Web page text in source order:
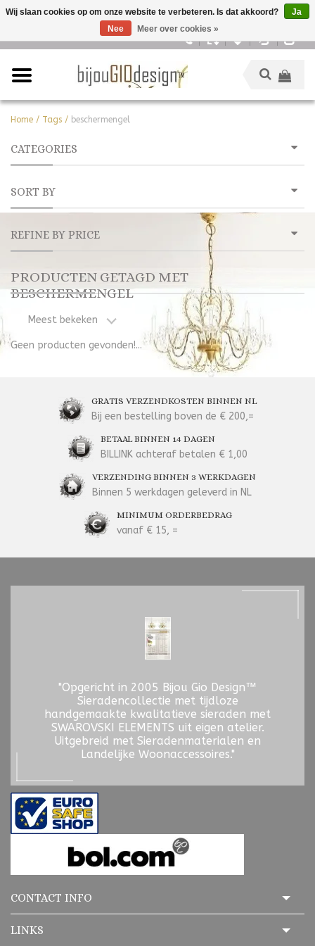
Home / Tags / beschermengel
CATEGORIES
SORT BY
REFINE BY PRICE
PRODUCTEN GETAGD MET
BESCHERMENGEL
Meest bekeken
Geen producten gevonden!...
GRATIS VERZENDKOSTEN BINNEN NL
Bij een bestelling boven de € 200,=
BETAAL BINNEN 14 DAGEN
BILLINK achteraf betalen € 1,00
VERZENDING BINNEN 3 WERKDAGEN
Binnen 5 werkdagen geleverd in NL
MINIMUM ORDERBEDRAG
vanaf € 15, =
"Opgericht in 2005 Bijou Gio Design™
Sieradencollectie met tijdloze
handgemaakte kwalitatieve sieraden met
SWAROVSKI ELEMENTS uit eigen atelier.
Uitgebreid met Sieradenmaterialen en
Landelijke Woonaccessoires."
CONTACT INFO
LINKS
Wij slaan cookies op om onze website te verbeteren. Is dat akkoord?
Ja
Nee
Meer over cookies »